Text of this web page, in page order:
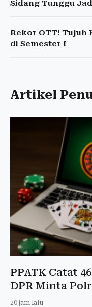
Sidang Tunggu
Rekor OTT! Tujuh
di Semester I
Artikel
PPATK Catat
DPR Minta
20 jam lalu